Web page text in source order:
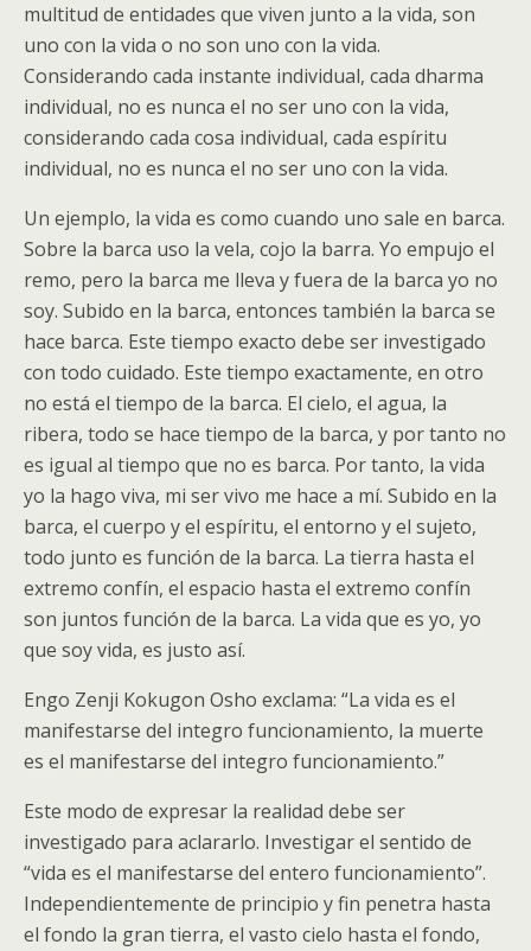
multitud de entidades que viven junto a la vida, son
uno con la vida o no son uno con la vida.
Considerando cada instante individual, cada dharma
individual, no es nunca el no ser uno con la vida,
considerando cada cosa individual, cada espíritu
individual, no es nunca el no ser uno con la vida.
Un ejemplo, la vida es como cuando uno sale en barca.
Sobre la barca uso la vela, cojo la barra. Yo empujo el
remo, pero la barca me lleva y fuera de la barca yo no
soy. Subido en la barca, entonces también la barca se
hace barca. Este tiempo exacto debe ser investigado
con todo cuidado. Este tiempo exactamente, en otro
no está el tiempo de la barca. El cielo, el agua, la
ribera, todo se hace tiempo de la barca, y por tanto no
es igual al tiempo que no es barca. Por tanto, la vida
yo la hago viva, mi ser vivo me hace a mí. Subido en la
barca, el cuerpo y el espíritu, el entorno y el sujeto,
todo junto es función de la barca. La tierra hasta el
extremo confín, el espacio hasta el extremo confín
son juntos función de la barca. La vida que es yo, yo
que soy vida, es justo así.
Engo Zenji Kokugon Osho exclama: “La vida es el
manifestarse del integro funcionamiento, la muerte
es el manifestarse del integro funcionamiento.”
Este modo de expresar la realidad debe ser
investigado para aclararlo. Investigar el sentido de
“vida es el manifestarse del entero funcionamiento”.
Independientemente de principio y fin penetra hasta
el fondo la gran tierra, el vasto cielo hasta el fondo,